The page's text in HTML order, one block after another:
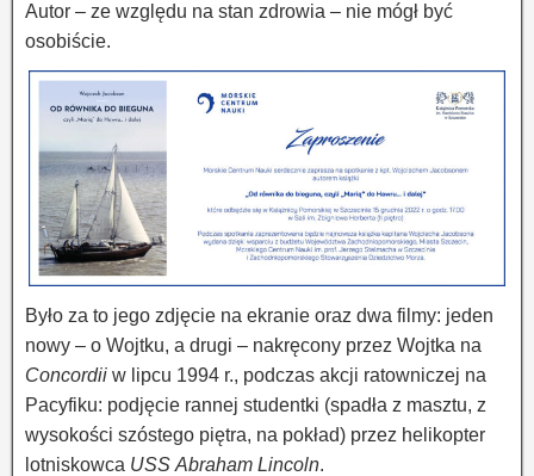
Autor – ze względu na stan zdrowia – nie mógł być
osobiście.
Było za to jego zdjęcie na ekranie oraz dwa filmy: jeden
nowy – o Wojtku, a drugi – nakręcony przez Wojtka na
Concordii w lipcu 1994 r., podczas akcji ratowniczej na
Pacyfiku: podjęcie rannej studentki (spadła z masztu, z
wysokości szóstego piętra, na pokład) przez helikopter
lotniskowca USS Abraham Lincoln.